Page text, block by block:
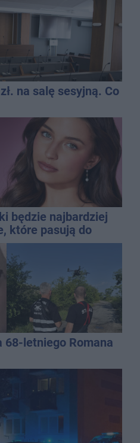
na salę sesyjną. Co
będzie najbardziej
które pasują do
68-letniego Romana